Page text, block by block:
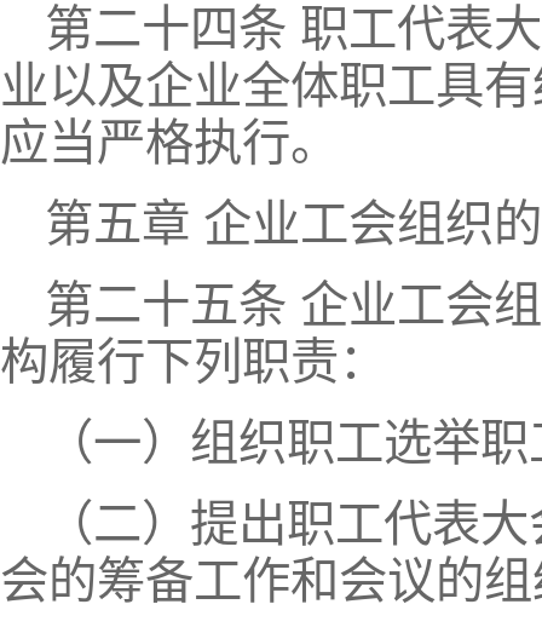
第二十四条 职工代表
业以及企业全体职工具
应当严格执行。
第五章 企业工会组织
第二十五条 企业工会
构履行下列职责：
（一）组织职工选举
（二）提出职工代表
会的筹备工作和会议的